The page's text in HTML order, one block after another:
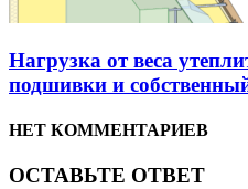
Нагрузка от веса
подшивки и
НЕТ КОММЕНТАРИЕВ
ОСТАВЬТЕ ОТВЕТ